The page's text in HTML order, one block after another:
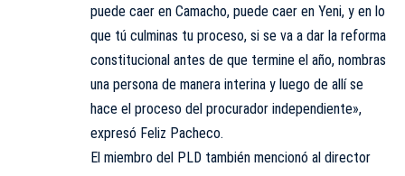
puede caer en Camacho, puede caer en Yeni, y en lo
que tú culminas tu proceso, si se va a dar la reforma
constitucional antes de que termine el año, nombras
una persona de manera interina y luego de allí se
hace el proceso del procurador independiente»,
expresó Feliz Pacheco.
El miembro del PLD también mencionó al director